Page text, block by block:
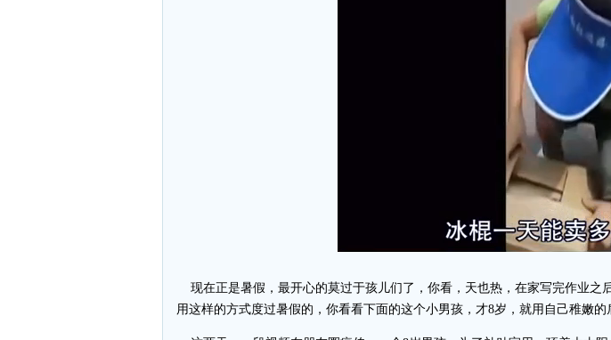
现在正是暑假，最开心的莫过于孩儿们了，你看，天也热，在家写完作业之
用这样的方式度过暑假的，你看看下面的这个小男孩，才8岁，就用自己稚嫩的